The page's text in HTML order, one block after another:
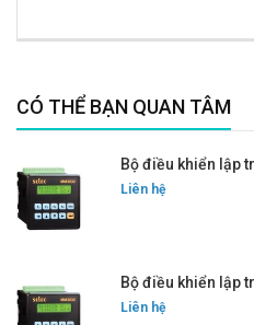
CÓ THỂ BẠN QUAN TÂM
Bộ điều khiển lập
Liên hệ
Bộ điều khiển lập
Liên hệ